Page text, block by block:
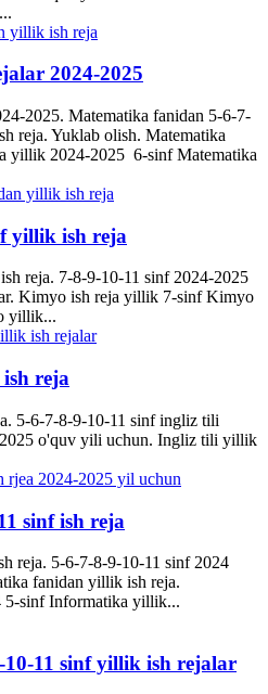
2024-2025
2025. Matematika fanidan 5-6-7-
reja. Yuklab olish. Matematika
yillik 2024-2025 6-sinf Matematika
yillik ish reja
reja. 7-8-9-10-11 sinf 2024-2025
Kimyo ish reja yillik 7-sinf Kimyo
yillik...
reja
5-6-7-8-9-10-11 sinf ingliz tili
o'quv yili uchun. Ingliz tili yillik
sinf ish reja
reja. 5-6-7-8-9-10-11 sinf 2024
fanidan yillik ish reja.
sinf Informatika yillik...
11 sinf yillik ish rejalar